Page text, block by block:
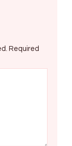
Required